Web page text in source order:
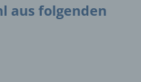
aus folgenden